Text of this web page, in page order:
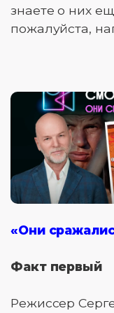
знаете о них
пожалуйста,
«Они
Факт первый
Режиссер